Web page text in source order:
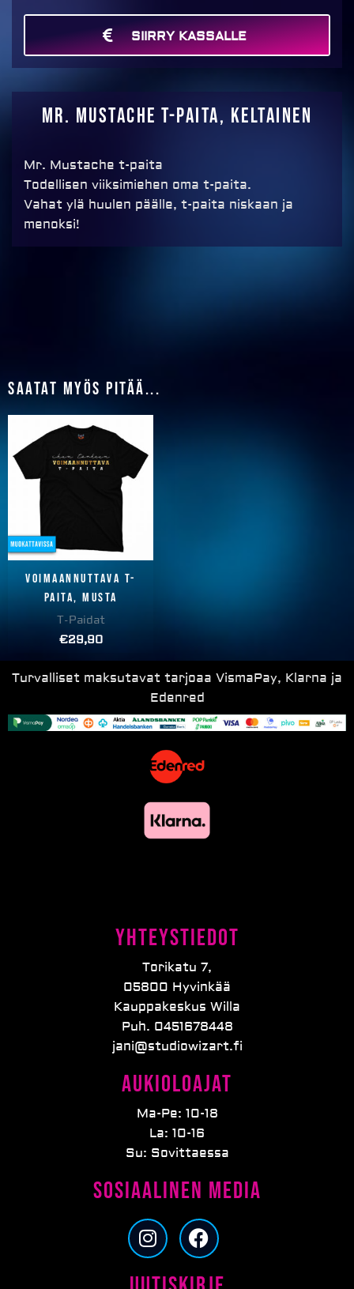
SIIRRY KASSALLE
Mr. Mustache T-paita, keltainen
Mr. Mustache t-paita
Todellisen viiksimiehen oma t-paita.
Vahat ylä huulen päälle, t-paita niskaan ja
menoksi!
Saatat myös pitää...
Voimaannuttava T-
paita, musta
T-Paidat
€29,90
Turvalliset maksutavat tarjoaa VismaPay, Klarna ja
Edenred
Yhteystiedot
Torikatu 7,
05800 Hyvinkää
Kauppakeskus Willa
Puh. 0451678448
jani@studiowizart.fi
Aukioloajat
Ma-Pe: 10-18
La: 10-16
Su: Sovittaessa
Sosiaalinen media
I
n
F
a